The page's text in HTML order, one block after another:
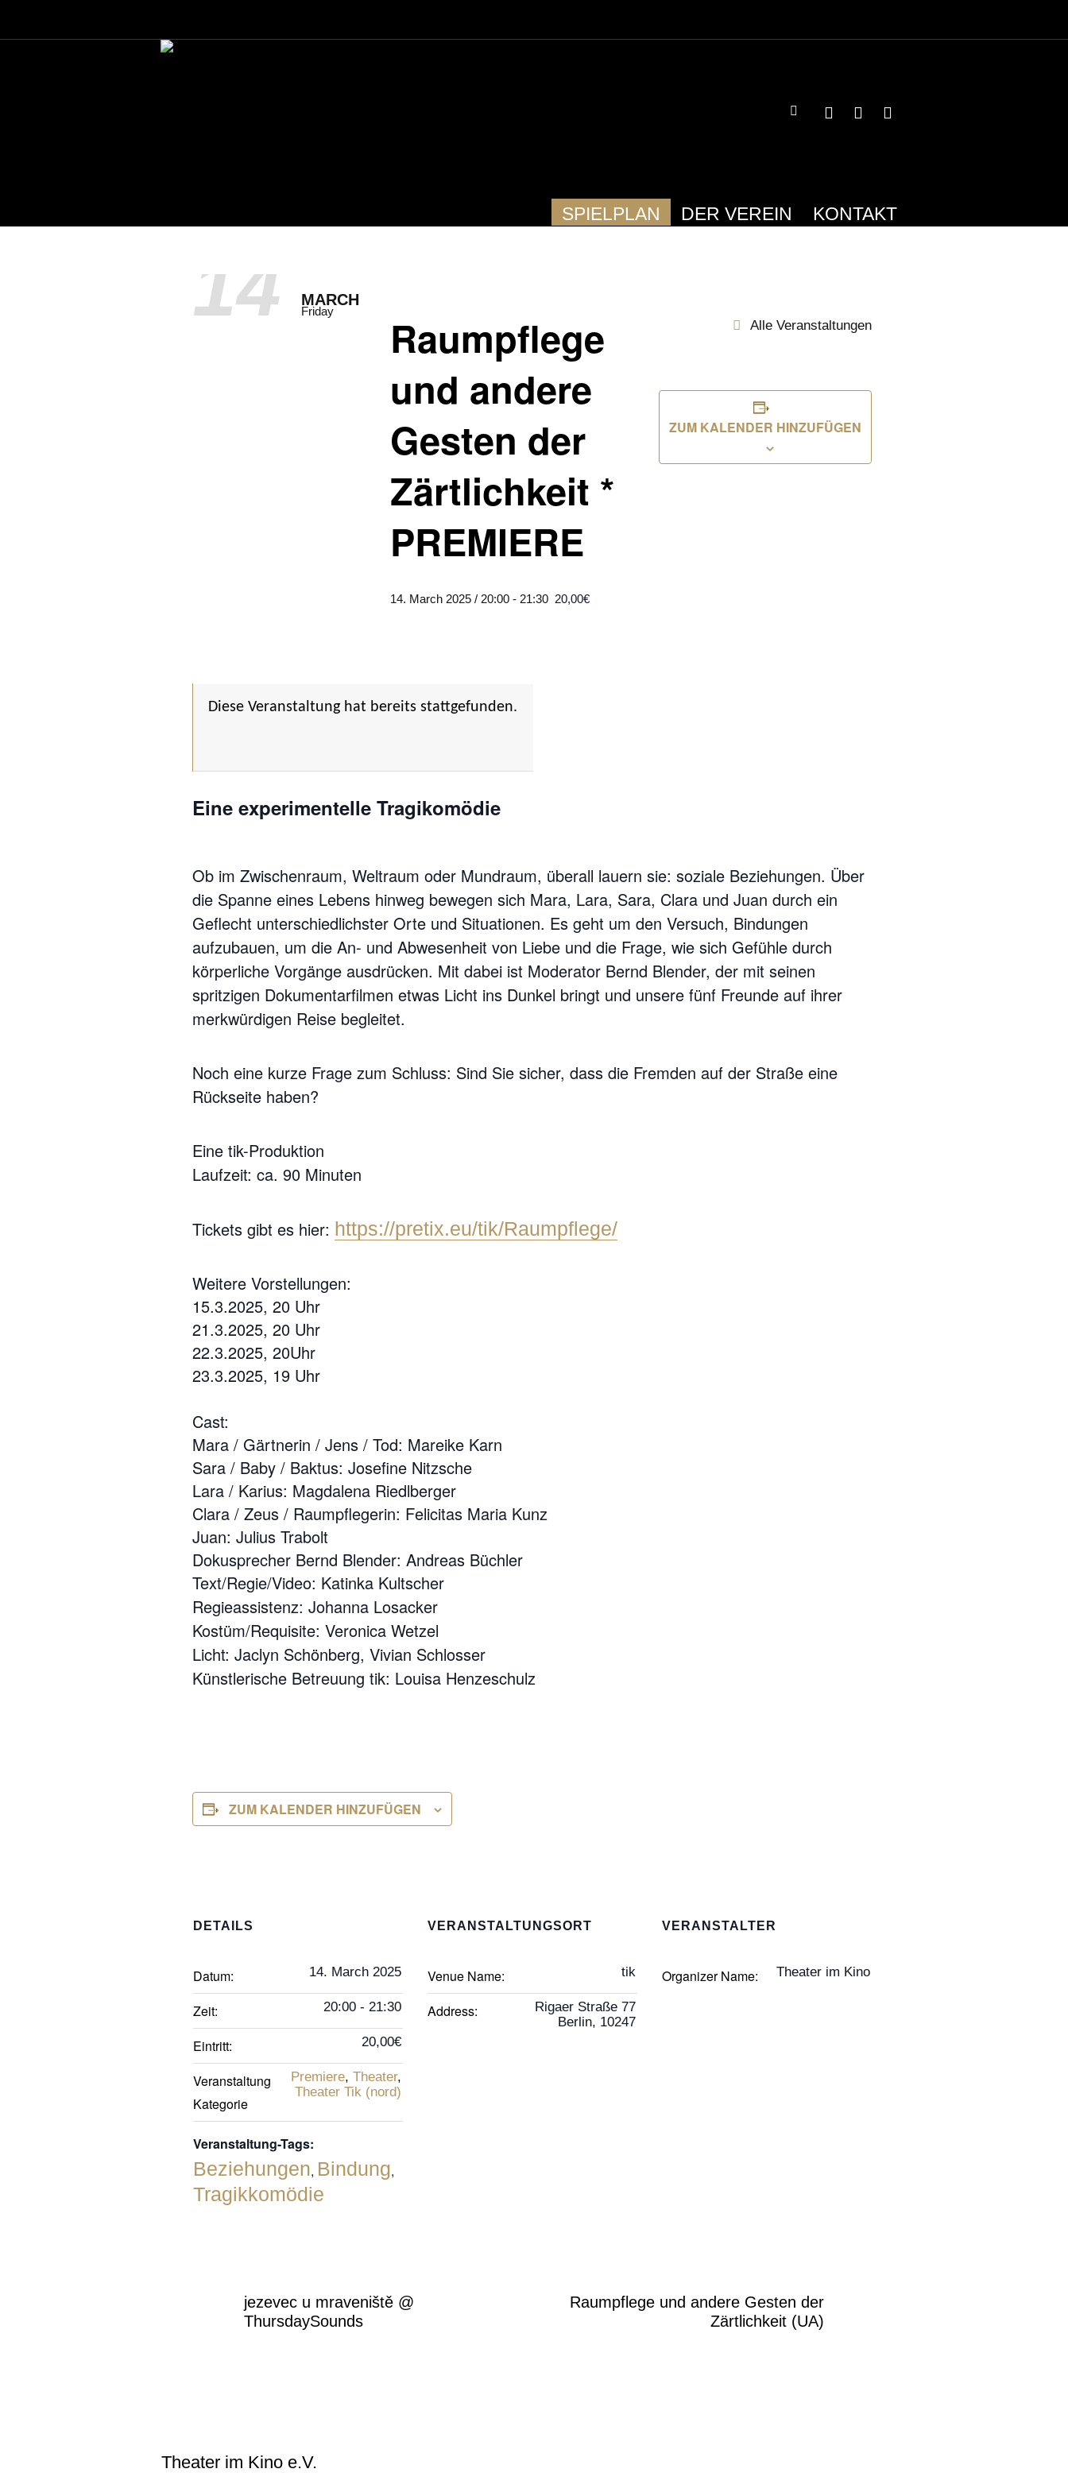
SPIELPLAN DER VEREIN KONTAKT
14 MARCH
Friday
Raumpflege
und andere
Gesten der
Zärtlichkeit *
PREMIERE
14. March 2025 / 20:00 - 21:30 20,00€
Alle Veranstaltungen
ZUM KALENDER HINZUFÜGEN
Diese Veranstaltung hat bereits stattgefunden.
Eine experimentelle Tragikomödie
Ob im Zwischenraum, Weltraum oder Mundraum, überall lauern sie: soziale Beziehungen. Über
die Spanne eines Lebens hinweg bewegen sich Mara, Lara, Sara, Clara und Juan durch ein
Geflecht unterschiedlichster Orte und Situationen. Es geht um den Versuch, Bindungen
aufzubauen, um die An- und Abwesenheit von Liebe und die Frage, wie sich Gefühle durch
körperliche Vorgänge ausdrücken. Mit dabei ist Moderator Bernd Blender, der mit seinen
spritzigen Dokumentarfilmen etwas Licht ins Dunkel bringt und unsere fünf Freunde auf ihrer
merkwürdigen Reise begleitet.
Noch eine kurze Frage zum Schluss: Sind Sie sicher, dass die Fremden auf der Straße eine
Rückseite haben?
Eine tik-Produktion
Laufzeit: ca. 90 Minuten
Tickets gibt es hier: https://pretix.eu/tik/Raumpflege/
Weitere Vorstellungen:
15.3.2025, 20 Uhr
21.3.2025, 20 Uhr
22.3.2025, 20Uhr
23.3.2025, 19 Uhr
Cast:
Mara / Gärtnerin / Jens / Tod: Mareike Karn
Sara / Baby / Baktus: Josefine Nitzsche
Lara / Karius: Magdalena Riedlberger
Clara / Zeus / Raumpflegerin: Felicitas Maria Kunz
Juan: Julius Trabolt
Dokusprecher Bernd Blender: Andreas Büchler
Text/Regie/Video: Katinka Kultscher
Regieassistenz: Johanna Losacker
Kostüm/Requisite: Veronica Wetzel
Licht: Jaclyn Schönberg, Vivian Schlosser
Künstlerische Betreuung tik: Louisa Henzeschulz
ZUM KALENDER HINZUFÜGEN
DETAILS
Datum: 14. March 2025
Zeit: 20:00 - 21:30
Eintritt: 20,00€
Veranstaltung
Kategorie
Premiere, Theater,
Theater Tik (nord)
Veranstaltung-Tags:
Beziehungen, Bindung,
Tragikkomödie
VERANSTALTUNGSORT
Venue Name: tik
Address:
Rigaer Straße 77
Berlin, 10247
VERANSTALTER
Organizer Name: Theater im Kino
jezevec u mraveniště @
ThursdaySounds
Raumpflege und andere Gesten der
Zärtlichkeit (UA)
Theater im Kino e.V.